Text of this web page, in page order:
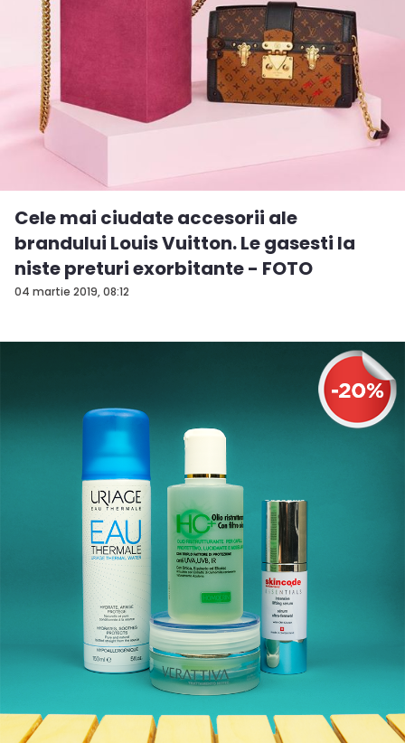
04 martie 2019, 08:12
Cele mai ciudate accesorii ale
brandului Louis Vuitton. Le gasesti la
niste preturi exorbitante - FOTO